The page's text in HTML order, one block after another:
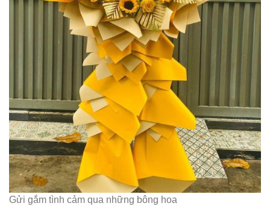
Gửi gắm tình cảm qua những bông hoa